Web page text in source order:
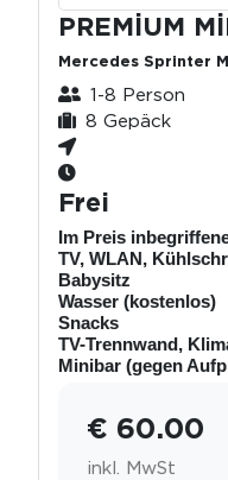
PREMİUM
Mercedes Sprinter
1-8 Person
8 Gepäck
Frei
Im Preis
TV, WLAN,
Babysitz
Wasser (kostenlos)
Snacks
TV-Trennwand,
Minibar (gegen
€ 60.00
inkl. MwSt